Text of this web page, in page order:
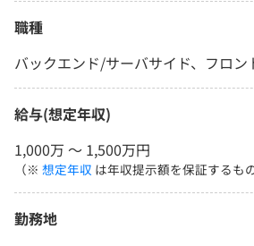
職種
バックエンド/サーバサイド、フロン
給与(想定年収)
1,000万 〜 1,500万円
（※ 想定年収 は年収提示額を保証するも
勤務地